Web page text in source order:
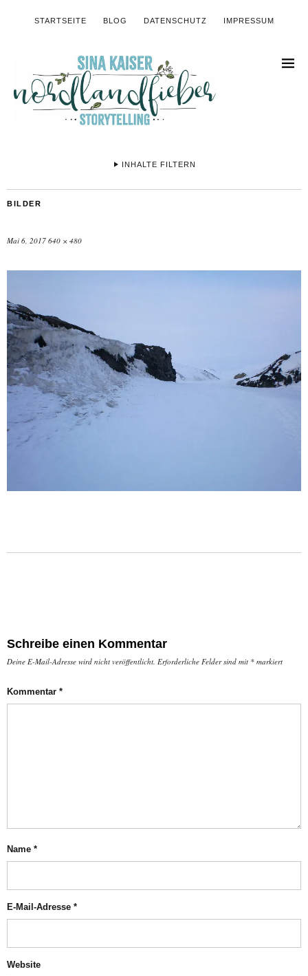
STARTSEITE BLOG DATENSCHUTZ IMPRESSUM
INHALTE FILTERN
BILDER
Mai 6, 2017 640 × 480
Schreibe einen Kommentar
Deine E-Mail-Adresse wird nicht veröffentlicht. Erforderliche Felder sind mit * markiert
Kommentar *
Name *
E-Mail-Adresse *
Website